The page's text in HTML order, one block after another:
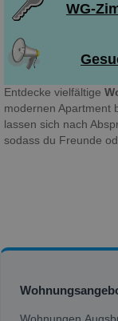
WG-
Entdecke vielfältige
modernen Apartment
lassen sich nach
sodass du Freunde